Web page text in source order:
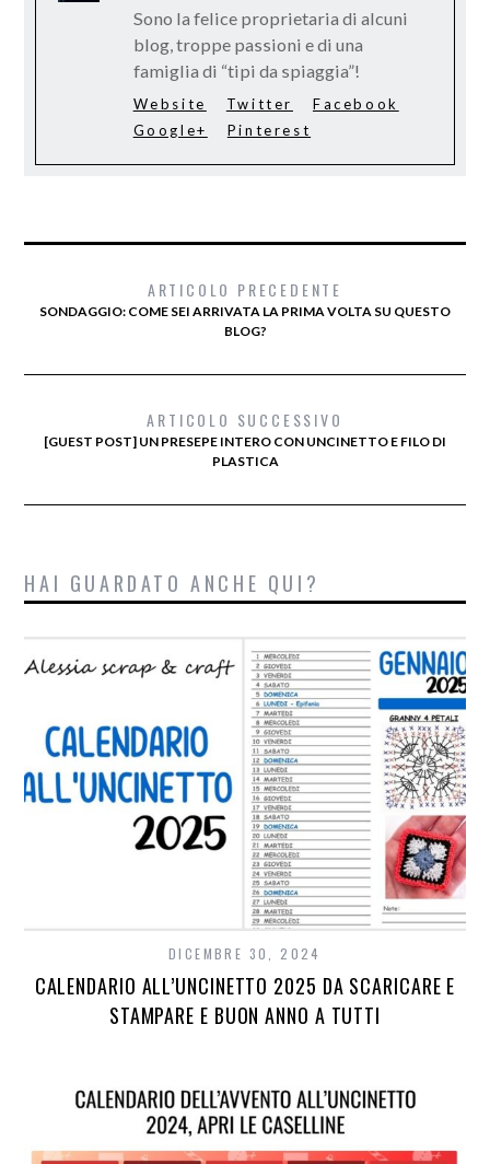
Sono la felice proprietaria di alcuni
blog, troppe passioni e di una
famiglia di “tipi da spiaggia”!
Website Twitter
Facebook
Google+
Pinterest
ARTICOLO PRECEDENTE
SONDAGGIO: COME SEI ARRIVATA LA PRIMA VOLTA SU QUESTO
BLOG?
ARTICOLO SUCCESSIVO
[GUEST POST] UN PRESEPE INTERO CON UNCINETTO E FILO DI
PLASTICA
HAI GUARDATO ANCHE QUI?
DICEMBRE 30, 2024
CALENDARIO ALL’UNCINETTO 2025 DA SCARICARE E
STAMPARE E BUON ANNO A TUTTI